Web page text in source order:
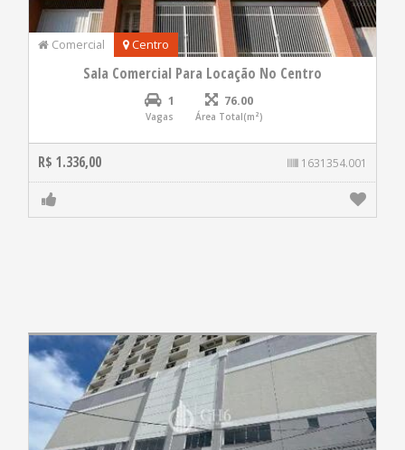
Comercial Centro
Sala Comercial Para Locação No Centro
1
Vagas
76.00
Área Total(m²)
R$ 1.336,00 1631354.001